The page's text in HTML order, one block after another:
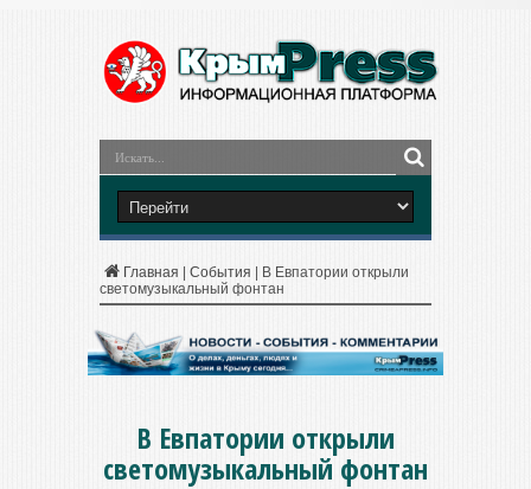
Главная События
В Евпатории открыли
светомузыкальный фонтан
В Евпатории открыли
светомузыкальный фонтан